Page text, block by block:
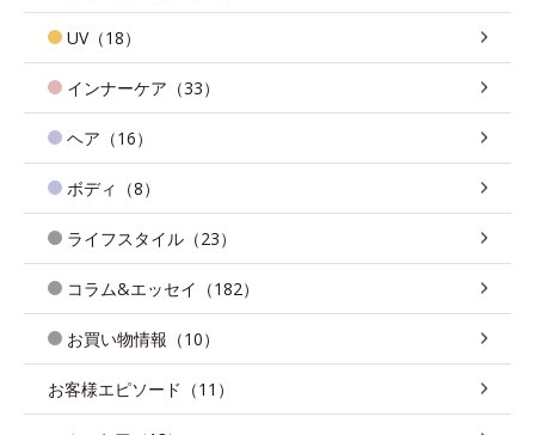
UV（18）
インナーケア（33）
ヘア（16）
ボディ（8）
ライフスタイル（23）
コラム&エッセイ（182）
お買い物情報（10）
お客様エピソード（11）